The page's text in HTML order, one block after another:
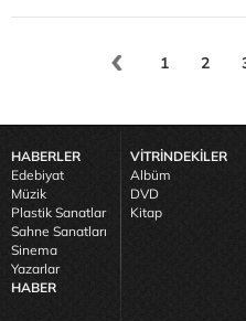
1 2
HABERLER
Edebiyat
Müzik
Plastik Sanatlar
Sahne Sanatları
Sinema
Yazarlar
HABER
VİTRİNDEKİLER
Albüm
DVD
Kitap